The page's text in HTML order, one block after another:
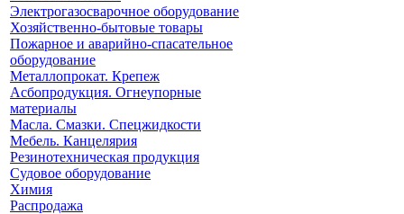
Электрогазосварочное оборудование
Хозяйственно-бытовые товары
Пожарное и аварийно-спасательное
оборудование
Металлопрокат. Крепеж
Асбопродукция. Огнеупорные
материалы
Масла. Смазки. Спецжидкости
Мебель. Канцелярия
Резинотехническая продукция
Судовое оборудование
Химия
Распродажа